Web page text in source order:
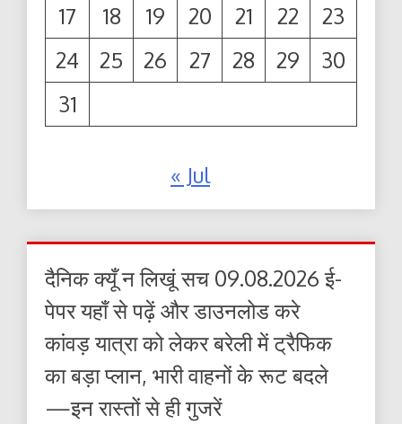
17
18 19 20 21 22
23
24
25 26 27 28 29
30
31
« Jul
दैनिक क्यूँ न लिखूं सच 09.08.2026 ई-
पेपर यहाँ से पढ़ें और डाउनलोड करे
कांवड़ यात्रा को लेकर बरेली में ट्रैफिक
का बड़ा प्लान, भारी वाहनों के रूट बदले
—इन रास्तों से ही गुजरें